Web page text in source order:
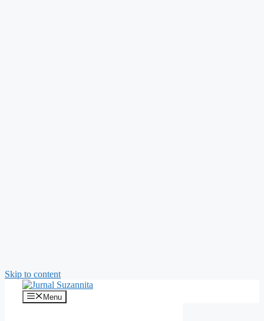
Skip to content
Menu